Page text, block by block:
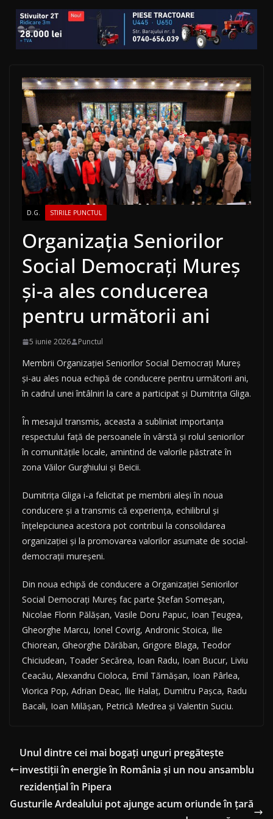
D.G. STIRILE PUNCTUL
Organizația Seniorilor
Social Democrați Mureș
și-a ales conducerea
pentru următorii ani
5 iunie 2026 Punctul
Membrii Organizației Seniorilor Social Democrați Mureș
și-au ales noua echipă de conducere pentru următorii ani,
în cadrul unei întâlniri la care a participat și Dumitrița Gliga.
În mesajul transmis, aceasta a subliniat importanța
respectului față de persoanele în vârstă și rolul seniorilor
în comunitățile locale, amintind de valorile păstrate în
zona Văilor Gurghiului și Beicii.
Dumitrița Gliga i-a felicitat pe membrii aleși în noua
conducere și a transmis că experiența, echilibrul și
înțelepciunea acestora pot contribui la consolidarea
organizației și la promovarea valorilor asumate de social-
democrații mureșeni.
Din noua echipă de conducere a Organizației Seniorilor
Social Democrați Mureș fac parte Ștefan Someșan,
Nicolae Florin Pălășan, Vasile Doru Papuc, Ioan Țeugea,
Gheorghe Marcu, Ionel Covrig, Andronic Stoica, Ilie
Chiorean, Gheorghe Dărăban, Grigore Blaga, Teodor
Chiciudean, Toader Secărea, Ioan Radu, Ioan Bucur, Liviu
Ceacău, Alexandru Cioloca, Emil Tămășan, Ioan Pârlea,
Viorica Pop, Adrian Deac, Ilie Halaț, Dumitru Pașca, Radu
Bacali, Ioan Milășan, Petrică Medrea și Valentin Suciu.
Unul dintre cei mai bogați unguri pregătește
investiții în energie în România și un nou ansamblu
rezidențial în Pipera
Gusturile Ardealului pot ajunge acum oriunde în țară